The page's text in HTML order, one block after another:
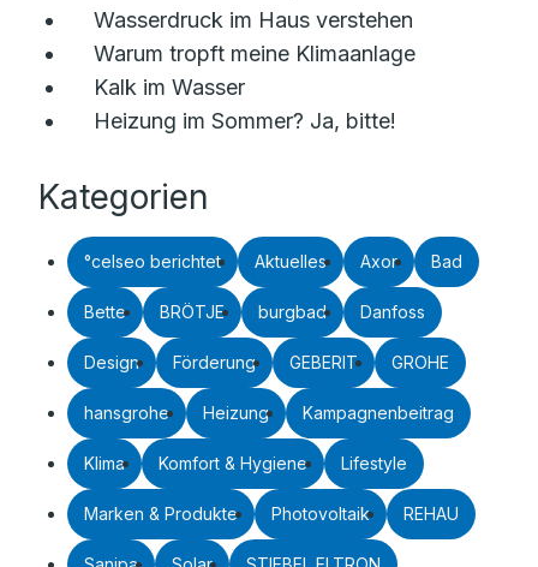
Wasserdruck im Haus verstehen
Warum tropft meine Klimaanlage
Kalk im Wasser
Heizung im Sommer? Ja, bitte!
Kategorien
°celseo berichtet Aktuelles Axor Bad
Bette BRÖTJE burgbad Danfoss
Design Förderung GEBERIT GROHE
hansgrohe Heizung Kampagnenbeitrag
Klima Komfort & Hygiene Lifestyle
Marken & Produkte Photovoltaik REHAU